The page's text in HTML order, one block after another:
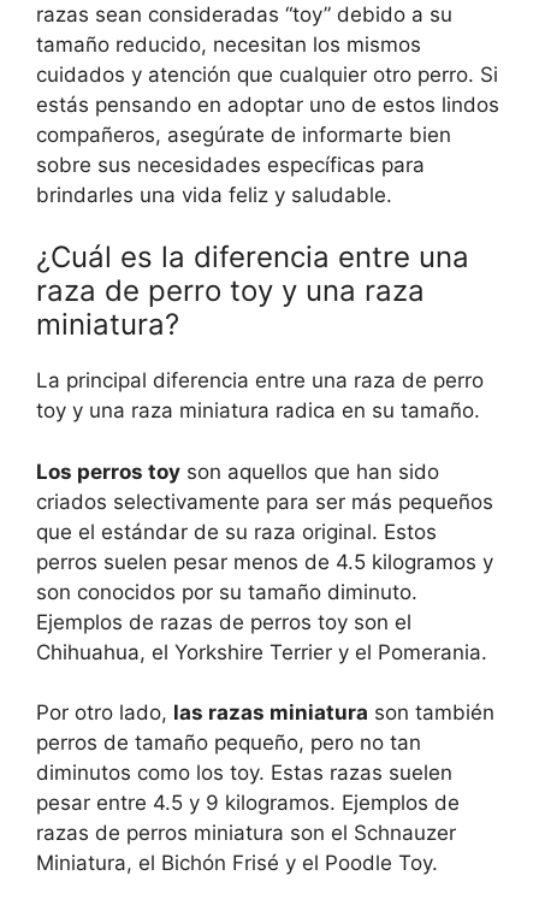
razas sean consideradas “toy” debido a su
tamaño reducido, necesitan los mismos
cuidados y atención que cualquier otro perro. Si
estás pensando en adoptar uno de estos lindos
compañeros, asegúrate de informarte bien
sobre sus necesidades específicas para
brindarles una vida feliz y saludable.
¿Cuál es la diferencia entre una
raza de perro toy y una raza
miniatura?
La principal diferencia entre una raza de perro
toy y una raza miniatura radica en su tamaño.
Los perros toy son aquellos que han sido
criados selectivamente para ser más pequeños
que el estándar de su raza original. Estos
perros suelen pesar menos de 4.5 kilogramos y
son conocidos por su tamaño diminuto.
Ejemplos de razas de perros toy son el
Chihuahua, el Yorkshire Terrier y el Pomerania.
Por otro lado, las razas miniatura son también
perros de tamaño pequeño, pero no tan
diminutos como los toy. Estas razas suelen
pesar entre 4.5 y 9 kilogramos. Ejemplos de
razas de perros miniatura son el Schnauzer
Miniatura, el Bichón Frisé y el Poodle Toy.